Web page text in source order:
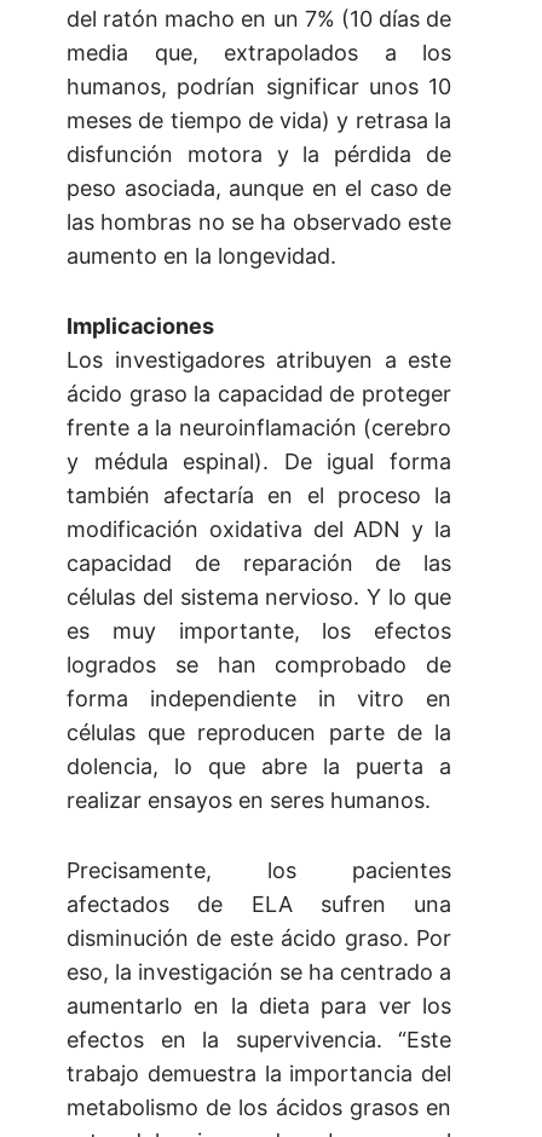
del ratón macho en un 7% (10 días de
media que, extrapolados a los
humanos, podrían significar unos 10
meses de tiempo de vida) y retrasa la
disfunción motora y la pérdida de
peso asociada, aunque en el caso de
las hombras no se ha observado este
aumento en la longevidad.
Implicaciones
Los investigadores atribuyen a este
ácido graso la capacidad de proteger
frente a la neuroinflamación (cerebro
y médula espinal). De igual forma
también afectaría en el proceso la
modificación oxidativa del ADN y la
capacidad de reparación de las
células del sistema nervioso. Y lo que
es muy importante, los efectos
logrados se han comprobado de
forma independiente in vitro en
células que reproducen parte de la
dolencia, lo que abre la puerta a
realizar ensayos en seres humanos.
Precisamente, los pacientes
afectados de ELA sufren una
disminución de este ácido graso. Por
eso, la investigación se ha centrado a
aumentarlo en la dieta para ver los
efectos en la supervivencia. “Este
trabajo demuestra la importancia del
metabolismo de los ácidos grasos en